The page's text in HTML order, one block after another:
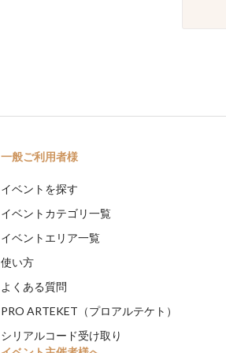
一般ご利用者様
イベントを探す
イベントカテゴリ一覧
イベントエリア一覧
使い方
よくある質問
PRO ARTEKET（プロアルテケト）
シリアルコード受け取り